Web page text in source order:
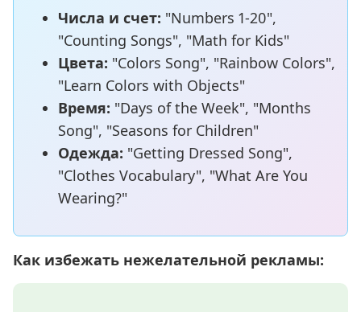
Числа и счет: "Numbers 1-20",
"Counting Songs", "Math for Kids"
Цвета: "Colors Song", "Rainbow Colors",
"Learn Colors with Objects"
Время: "Days of the Week", "Months
Song", "Seasons for Children"
Одежда: "Getting Dressed Song",
"Clothes Vocabulary", "What Are You
Wearing?"
Как избежать нежелательной рекламы: